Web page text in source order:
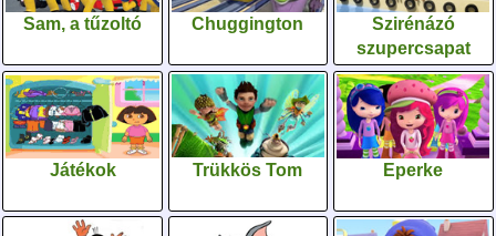
Sam, a tűzoltó Chuggington
Szirénázó
szupercsapat
Játékok Trükkös Tom Eperke